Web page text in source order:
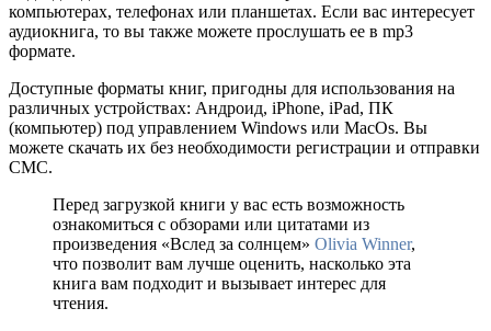
компьютерах, телефонах или планшетах. Если вас интересует
аудиокнига, то вы также можете прослушать ее в mp3
формате.
Доступные форматы книг, пригодны для использования на
различных устройствах: Андроид, iPhone, iPad, ПК
(компьютер) под управлением Windows или MacOs. Вы
можете скачать их без необходимости регистрации и отправки
СМС.
Перед загрузкой книги у вас есть возможность
ознакомиться с обзорами или цитатами из
произведения «Вслед за солнцем» Olivia Winner,
что позволит вам лучше оценить, насколько эта
книга вам подходит и вызывает интерес для
чтения.